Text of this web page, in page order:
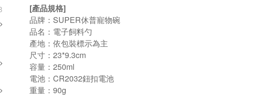
[產品規格]
品牌：SUPER休普寵物碗
品名：電子飼料勺
產地：依包裝標示為主
尺寸：23*9.3cm
容量：250ml
電池：CR2032鈕扣電池
重量：90g